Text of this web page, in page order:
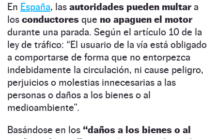
En España, las autoridades pueden multara
los conductores que no apaguen el motor
durante una parada. Según el artículo 10 de la
ley de tráfico: “El usuario de la vía está obligado
a comportarse de forma que no entorpezca
indebidamente la circulación, ni cause peligro,
perjuicios o molestias innecesarias a las
personas o daños a los bienes o al
medioambiente”.
Basándose en los “daños a los bienes o al